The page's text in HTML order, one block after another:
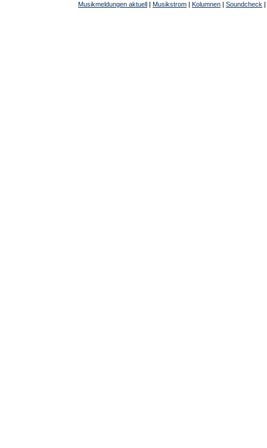
Musikmeldungen aktuell | Musikstrom | Kolumnen | Soundcheck |